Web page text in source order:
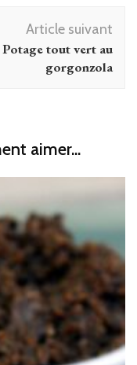
Article suivant
Potage tout vert au
gorgonzola
aimer...